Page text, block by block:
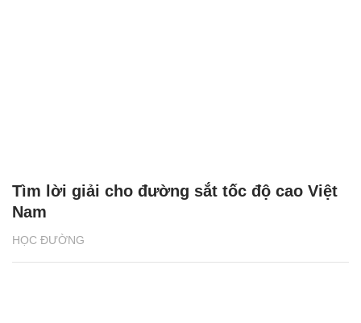
HỌC ĐƯỜNG
Tìm lời giải cho đường sắt tốc độ cao Việt
Nam